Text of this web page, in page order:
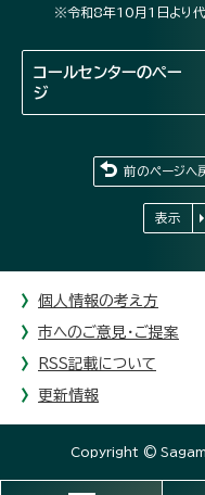
※令和8年10月1日より代
コールセンターのペー
ジ
前のページへ
表示
個人情報の考え方
市へのご意見・ご提案
RSS記載について
更新情報
Copyright ©